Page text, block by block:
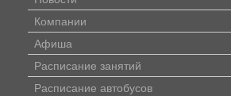
Компании
Афиша
Расписание занятий
Расписание автобусов